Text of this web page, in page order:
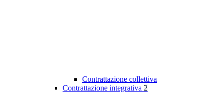
Contrattazione collettiva
Contrattazione integrativa 2